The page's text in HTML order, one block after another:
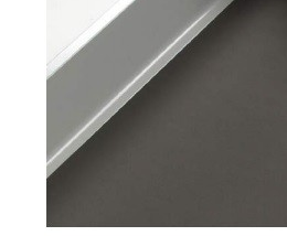
Премиальное качество исполнения,
противоскользящие свойства и
делают коврик STRONG
организации пространства и защиты
Противоскользящий коврик